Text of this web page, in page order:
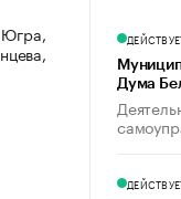
Югра,
Дума